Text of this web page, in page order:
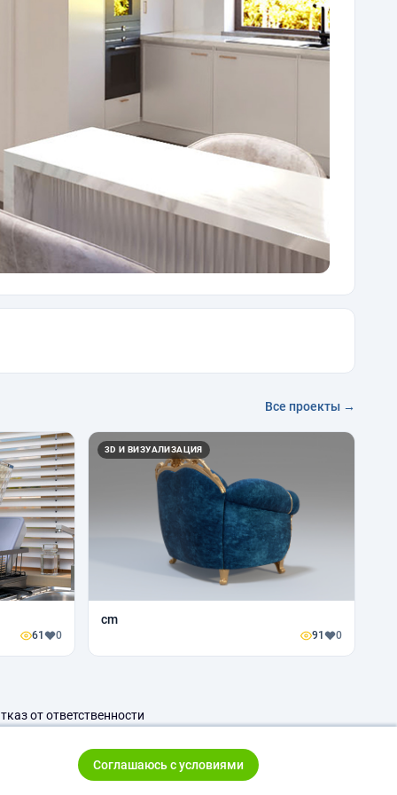
Все проекты →
61 0
3D И ВИЗУАЛИЗАЦИЯ
cm
91 0
от ответственности
Соглашаюсь с условиями